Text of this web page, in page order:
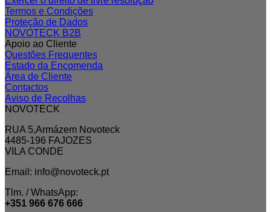
Termos e Condições
Proteção de Dados
NOVOTECK B2B
Apoio ao Cliente
Questões Frequentes
Estado da Encomenda
Área de Cliente
Contactos
Aviso de Recolhas
NOVOTECK
RUA 5,Armázem Novoteck
4485-196 FAJOZES
VILA CONDE
Email: info@novoteck.pt
Tlm. / WhatsApp:
+351 966 676 666